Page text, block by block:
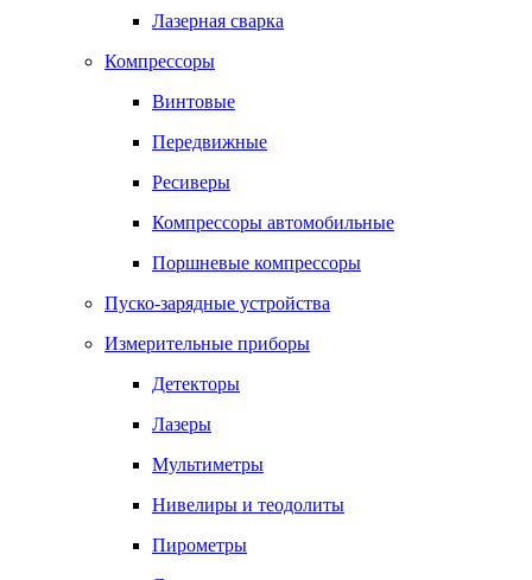
Лазерная сварка
Компрессоры
Винтовые
Передвижные
Ресиверы
Компрессоры автомобильные
Поршневые компрессоры
Пуско-зарядные устройства
Измерительные приборы
Детекторы
Лазеры
Мультиметры
Нивелиры и теодолиты
Пирометры